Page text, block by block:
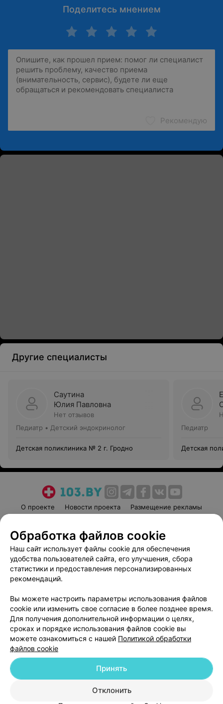
Поделитесь мнением
Рекомендую
Другие специалисты
Саутина
Юлия Павловна
Нет отзывов
Педиатр • Детский эндокринолог
Детская поликлиника № 2 г. Гродно
Педиатр
Детская
О проекте Новости проекта
Размещение рекламы
Пользовательское соглашение
Способы оплаты
Вакансии
Партнеры
Написать руководителю 103.by
Обработка персональных данных
© 2026 ООО «Артокс Лаб», УНП 191700409
| 220012, Республика Беларусь,
Служба поддержки +375 291212755
Обработка файлов cookie
Наш сайт использует файлы cookie для обеспечения
удобства пользователей сайта, его улучшения, сбора
статистики и предоставления персонализированных
рекомендаций.
Вы можете настроить параметры использования файлов
cookie или изменить свое согласие в более позднее время.
Для получения дополнительной информации о целях,
сроках и порядке использования файлов cookie вы
можете ознакомиться с нашей Политикой обработки
файлов cookie
Отклонить
Принять